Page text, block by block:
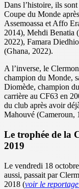
Dans l’histoire, ils
Coupe du Monde
Assemoassa et Affo
2014), Mehdi Benatia
2022), Famara
(Ghana, 2022).
A l’inverse, le
champion du Monde,
Diomède, champion
carrière au CF63 en
du club après avoir
Mahouvé (Cameroun,
Le trophée de la
2019
Le vendredi 18
aussi, passait par
2018 (voir le